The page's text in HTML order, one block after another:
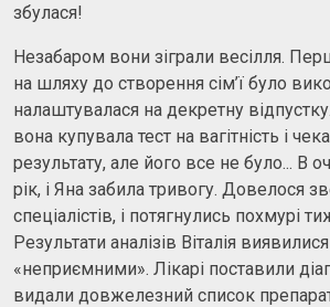
збулася!
Незабаром вони зіграли весілля.
на шляху до створення сім’ї було
налаштувалася на декретну
вона купувала тест на вагітність і
результату, але його все не було... В
рік, і Яна забила тривогу. Довелося
спеціалістів, і потягнулись похмурі
Результати аналізів Віталія
«неприємними». Лікарі поставили
видали довжелезний список